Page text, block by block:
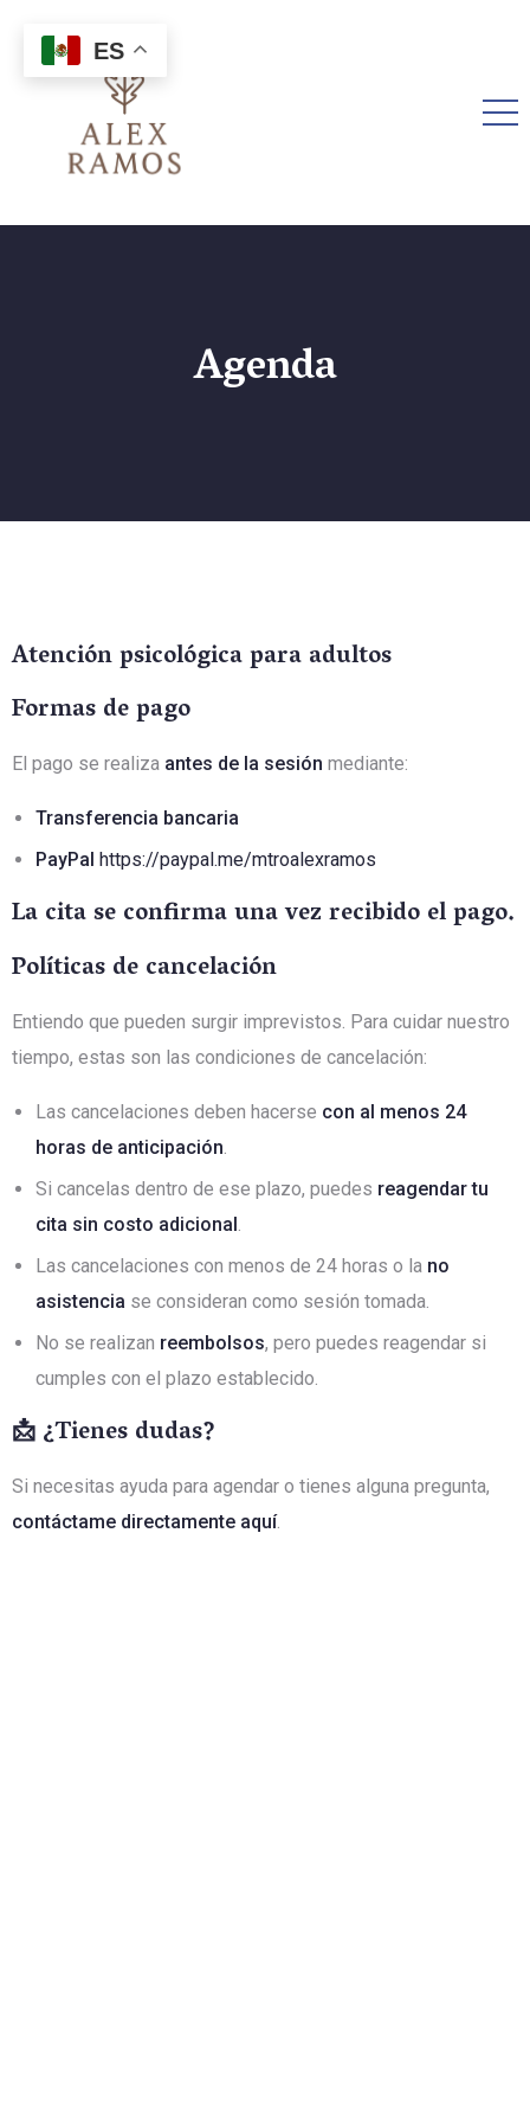
Agenda
Atención psicológica para adultos
Formas de pago
El pago se realiza antes de la sesión mediante:
Transferencia bancaria
PayPal https://paypal.me/mtroalexramos
La cita se confirma una vez recibido el pago.
Políticas de cancelación
Entiendo que pueden surgir imprevistos. Para cuidar nuestro
tiempo, estas son las condiciones de cancelación:
Las cancelaciones deben hacerse con al menos 24
horas de anticipación.
Si cancelas dentro de ese plazo, puedes reagendar tu
cita sin costo adicional.
Las cancelaciones con menos de 24 horas o la no
asistencia se consideran como sesión tomada.
No se realizan reembolsos, pero puedes reagendar si
cumples con el plazo establecido.
📩 ¿Tienes dudas?
Si necesitas ayuda para agendar o tienes alguna pregunta,
contáctame directamente aquí.
ES